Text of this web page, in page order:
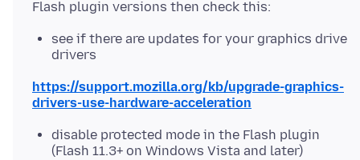
see if there are updates for your graphics drive
drivers
https://support.mozilla.org/kb/upgrade-graphics-
drivers-use-hardware-acceleration
disable protected mode in the Flash plugin
(Flash 11.3+ on Windows Vista and later)